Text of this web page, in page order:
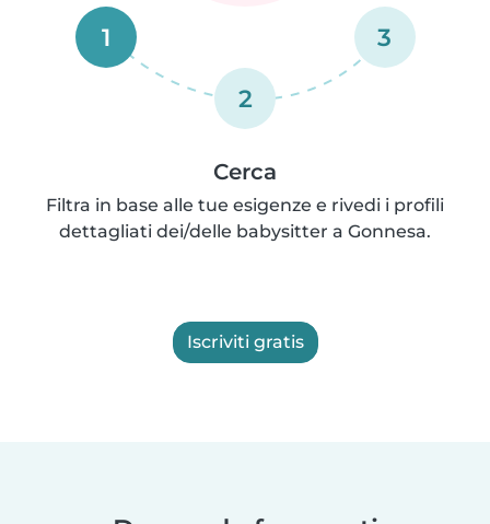
1
2
3
Cerca
Filtra in base alle tue esigenze e rivedi i profili
dettagliati dei/delle babysitter a Gonnesa.
Iscriviti gratis